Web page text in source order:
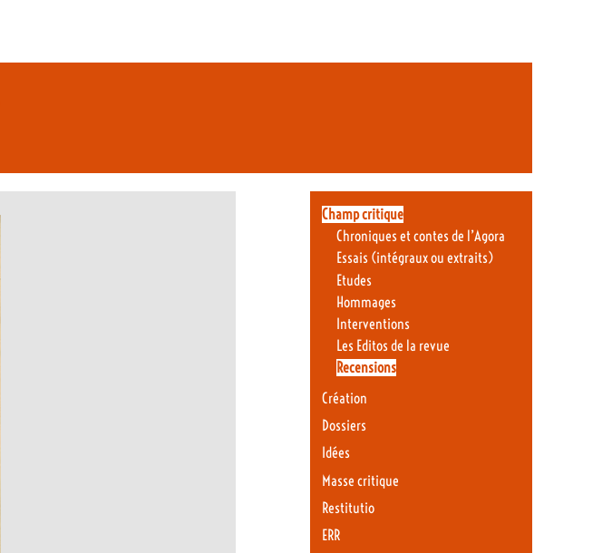
Champ critique
Chroniques et contes de l’Agora
Essais (intégraux ou extraits)
Etudes
Hommages
Interventions
Les Editos de la revue
Recensions
Création
Dossiers
Idées
Masse critique
Restitutio
ERR